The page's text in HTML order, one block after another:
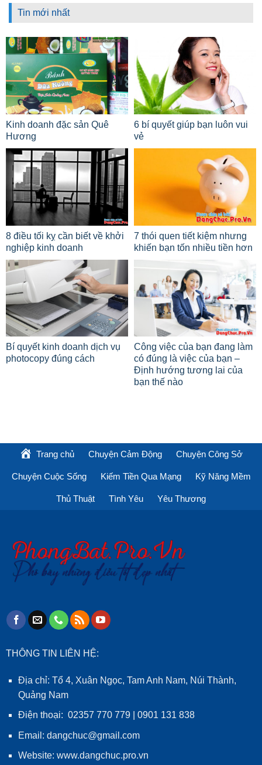
Tin mới nhất
Kinh doanh đặc sản Quê
Hương
6 bí quyết giúp bạn luôn vui
vẻ
8 điều tối kỵ cần biết về khởi
nghiệp kinh doanh
7 thói quen tiết kiệm nhưng
khiến bạn tốn nhiều tiền hơn
Bí quyết kinh doanh dịch vụ
photocopy đúng cách
Công việc của bạn đang làm
có đúng là việc của bạn –
Định hướng tương lai của
bạn thế nào
Trang chủ Chuyện Cảm Động Chuyện Công Sở
Chuyện Cuộc Sống Kiếm Tiền Qua Mạng Kỹ Năng Mềm
Thủ Thuật Tình Yêu Yêu Thương
THÔNG TIN LIÊN HỆ:
Địa chỉ: Tổ 4, Xuân Ngọc, Tam Anh Nam, Núi Thành,
Quảng Nam
Điện thoại: 02357 770 779 | 0901 131 838
Email: dangchuc@gmail.com
Website: www.dangchuc.pro.vn